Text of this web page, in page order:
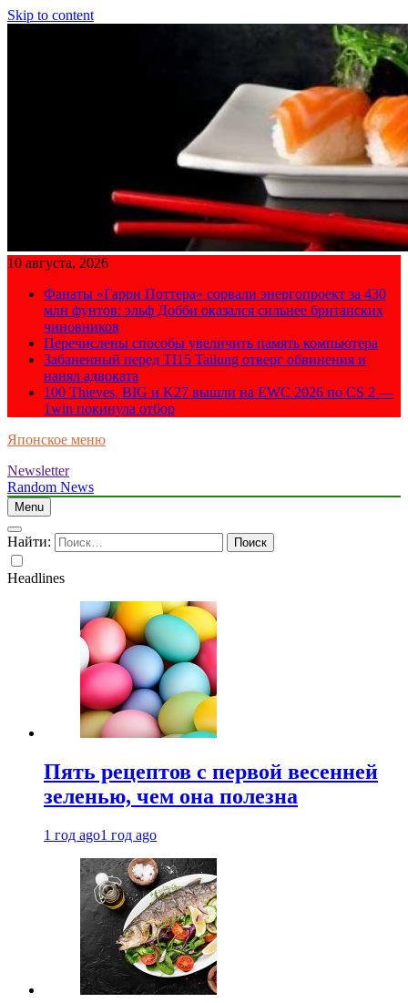
Skip to content
10 августа, 2026
Фанаты «Гарри Поттера» сорвали энергопроект за 430
млн фунтов: эльф Добби оказался сильнее британских
чиновников
Перечислены способы увеличить память компьютера
Забаненный перед TI15 Tailung отверг обвинения и
нанял адвоката
100 Thieves, BIG и K27 вышли на EWC 2026 по CS 2 —
1win покинула отбор
Японское меню
Newsletter
Random News
Menu
Найти:
Headlines
Пять рецептов с первой весенней
зеленью, чем она полезна
1 год ago1 год ago